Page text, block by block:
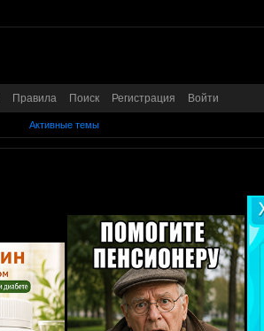
Правила Поиск Регистрация Войти
Активные темы